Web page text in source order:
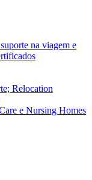
na viagem e
Relocation
e Nursing Homes